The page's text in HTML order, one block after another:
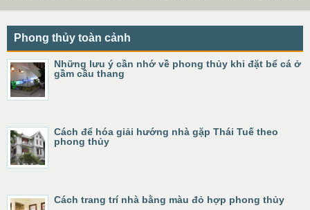
Phong thủy toàn cảnh
Những lưu ý cần nhớ về phong thủy khi đặt bể cá ở
gầm cầu thang
Cách để hóa giải hướng nhà gặp Thái Tuế theo
phong thủy
Cách trang trí nhà bằng màu đỏ hợp phong thủy